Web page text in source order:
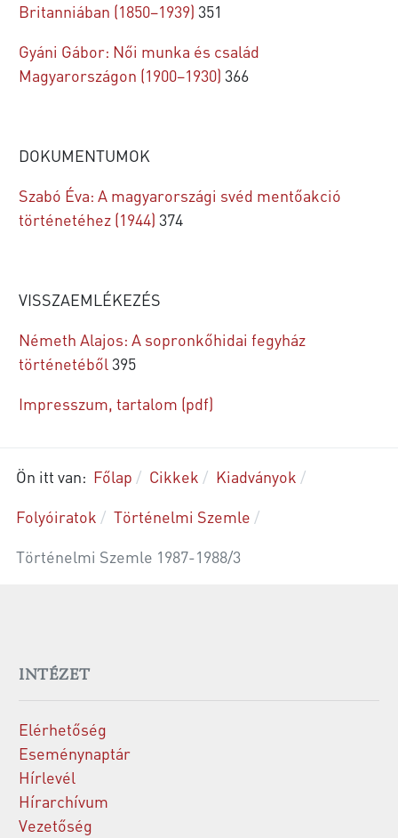
Britanniában (1850–1939) 351
Gyáni Gábor: Női munka és család
Magyarországon (1900–1930) 366
DOKUMENTUMOK
Szabó Éva: A magyarországi svéd mentőakció
történetéhez (1944) 374
VISSZAEMLÉKEZÉS
Németh Alajos: A sopronkőhidai fegyház
történetéből 395
Impresszum, tartalom (pdf)
Ön itt van: Főlap Cikkek
Kiadványok
Folyóiratok
Történelmi Szemle
Történelmi Szemle 1987-1988/3
INTÉZET
Elérhetőség
Eseménynaptár
Hírlevél
Hírarchívum
Vezetőség